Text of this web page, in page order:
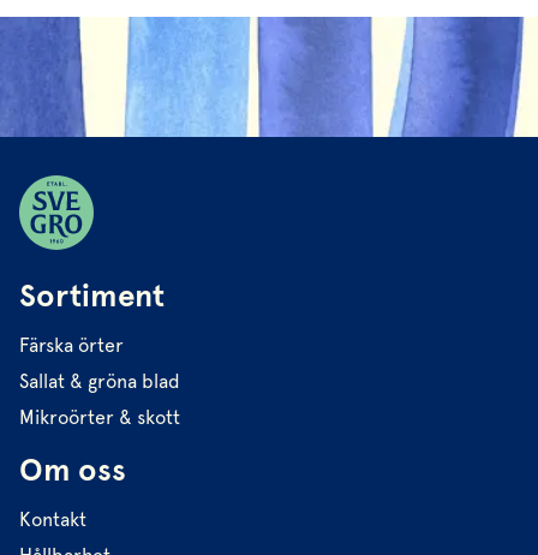
Sortiment
Färska örter
Sallat & gröna blad
Mikroörter & skott
Om oss
Kontakt